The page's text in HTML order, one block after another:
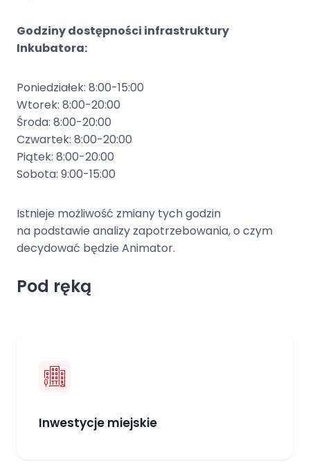
Godziny dostępności infrastruktury
Inkubatora:
Poniedziałek: 8:00-15:00
Wtorek: 8:00-20:00
Środa: 8:00-20:00
Czwartek: 8:00-20:00
Piątek: 8:00-20:00
Sobota: 9:00-15:00
Istnieje możliwość zmiany tych godzin
na podstawie analizy zapotrzebowania, o czym
decydować będzie Animator.
Pod ręką
Inwestycje miejskie